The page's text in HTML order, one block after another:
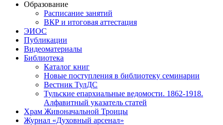
Образование
Расписание занятий
ВКР и итоговая аттестация
ЭИОС
Публикации
Видеоматериалы
Библиотека
Каталог книг
Новые поступления в библиотеку семинарии
Вестник ТулДС
Тульские епархиальные ведомости. 1862-1918.
Алфавитный указатель статей
Храм Живоначальной Троицы
Журнал «Духовный арсенал»